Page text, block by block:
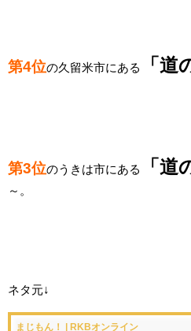
第4位の久留米市にある 「道
第3位のうきは市にある 「道
～。
ネタ元↓
まじもん！ | RKBオンライン